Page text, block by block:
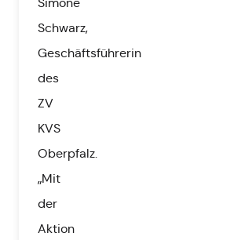
Schwarz,
Geschäftsführerin
des
ZV
KVS
Oberpfalz.
„Mit
der
Aktion